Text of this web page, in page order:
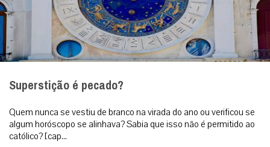
Superstição é pecado?
Quem nunca se vestiu de branco na virada do ano ou verificou se
algum horóscopo se alinhava? Sabia que isso não é permitido ao
católico? [cap...